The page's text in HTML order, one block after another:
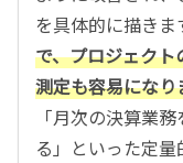
を具体的に描きま
で、プロジェク
測定も容易になり
「月次の決算業
る」といった定